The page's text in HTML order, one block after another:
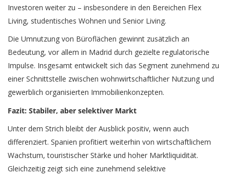
Investoren weiter zu – insbesondere in den Bereichen Flex
Living, studentisches Wohnen und Senior Living.
Die Umnutzung von Büroflächen gewinnt zusätzlich an
Bedeutung, vor allem in Madrid durch gezielte regulatorische
Impulse. Insgesamt entwickelt sich das Segment zunehmend zu
einer Schnittstelle zwischen wohnwirtschaftlicher Nutzung und
gewerblich organisierten Immobilienkonzepten.
Fazit: Stabiler, aber selektiver Markt
Unter dem Strich bleibt der Ausblick positiv, wenn auch
differenziert. Spanien profitiert weiterhin von wirtschaftlichem
Wachstum, touristischer Stärke und hoher Marktliquidität.
Gleichzeitig zeigt sich eine zunehmend selektive